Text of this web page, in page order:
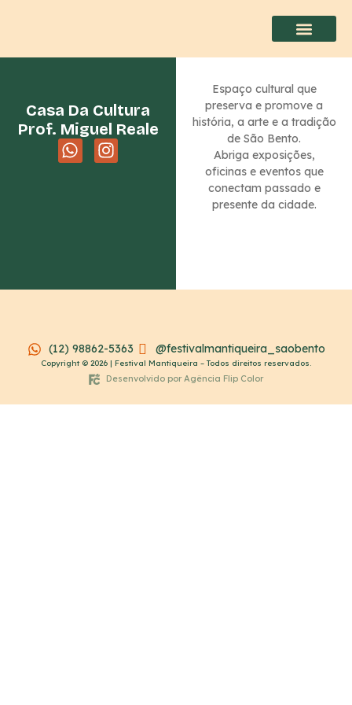
Casa Da Cultura
Prof. Miguel Reale
Espaço cultural que
preserva e promove a
história, a arte e a tradição
de São Bento.
Abriga exposições,
oficinas e eventos que
conectam passado e
presente da cidade.
(12) 98862-5363 @festivalmantiqueira_saobento
Copyright © 2026 | Festival Mantiqueira – Todos direitos reservados.
Desenvolvido por Agência Flip Color